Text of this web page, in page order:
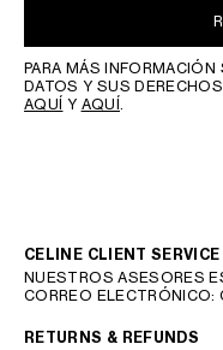
PARA MÁS
DATOS Y SUS
AQUÍ Y AQUÍ.
CELINE CLIENT SERVICE
NUESTROS ASESORES
CORREO ELECTRÓNICO:
RETURNS & REFUNDS